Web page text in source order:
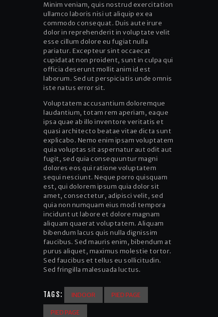
Minim veniam, quis nostrud exercitation
ullamco laboris nisi ut aliquip ex ea
commodo consequat. Duis aute irure
dolor in reprehenderit in voluptate velit
esse cillum dolore eu fugiat nulla
pariatur. Excepteur sint occaecat
cupidatat non proident, sunt in culpa qui
officia deserunt mollit anim id est
laborum. Sed ut perspiciatis unde omnis
iste natus error sit.
Voluptatem accusantium doloremque
laudantium, totam rem aperiam, eaque
ipsa quae ab illo inventore veritatis et
quasi architecto beatae vitae dicta sunt
explicabo. Nemo enim ipsam voluptatem
quia voluptas sit aspernatur aut odit aut
fugit, sed quia consequuntur magni
dolores eos qui ratione voluptatem
sequi nesciunt. Neque porro quisquam
est, qui dolorem ipsum quia dolor sit
amet, consectetur, adipisci velit, sed
quia non numquam eius modi tempora
incidunt ut labore et dolore magnam
aliquam quaerat voluptatem. Aliquam
bibendum lacus quis nulla dignissim
faucibus. Sed mauris enim, bibendum at
purus aliquet, maximus molestie tortor.
Sed faucibus et tellus eu sollicitudin.
Sed fringilla malesuada luctus.
TAGS: INDOOR PIED PAGE
PIED PAGE